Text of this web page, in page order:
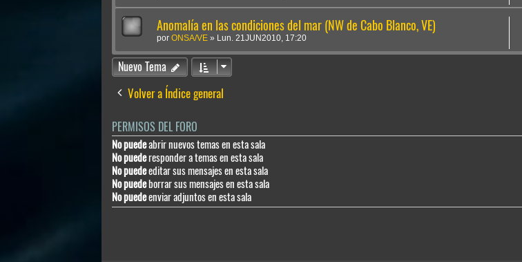
Anomalía en las condiciones del mar (NW de Cabo Blanco, VE)
por ONSA/VE » Lun. 21JUN2010, 17:20
Nuevo Tema
Volver a Índice general
PERMISOS DEL FORO
No puedeabrir nuevos temas en esta sala
No puederesponder a temas en esta sala
No puedeeditar sus mensajes en esta sala
No puedeborrar sus mensajes en esta sala
No puedeenviar adjuntos en esta sala